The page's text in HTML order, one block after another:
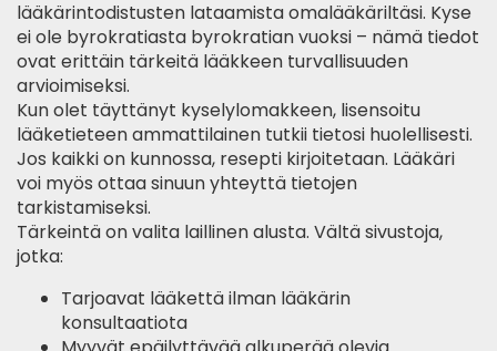
lääkärintodistusten lataamista omalääkäriltäsi. Kyse
ei ole byrokratiasta byrokratian vuoksi – nämä tiedot
ovat erittäin tärkeitä lääkkeen turvallisuuden
arvioimiseksi.
Kun olet täyttänyt kyselylomakkeen, lisensoitu
lääketieteen ammattilainen tutkii tietosi huolellisesti.
Jos kaikki on kunnossa, resepti kirjoitetaan. Lääkäri
voi myös ottaa sinuun yhteyttä tietojen
tarkistamiseksi.
Tärkeintä on valita laillinen alusta. Vältä sivustoja,
jotka:
Tarjoavat lääkettä ilman lääkärin
konsultaatiota